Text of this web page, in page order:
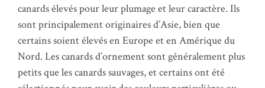
canards élevés pour leur plumage et leur caractère. Ils
sont principalement originaires d’Asie, bien que
certains soient élevés en Europe et en Amérique du
Nord. Les canards d’ornement sont généralement plus
petits que les canards sauvages, et certains ont été